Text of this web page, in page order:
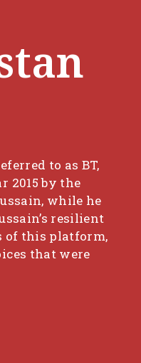
to as BT,
2015 by the
while he
resilient
of this platform,
that were